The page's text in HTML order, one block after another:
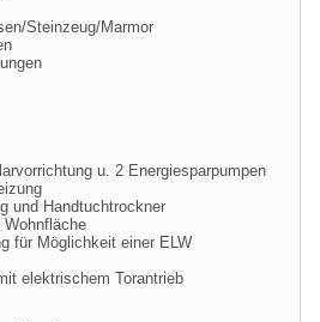
Steinzeug/Marmor
u. 2 Energiesparpumpen
und Handtuchtrockner
für Möglichkeit einer ELW
elektrischem Torantrieb